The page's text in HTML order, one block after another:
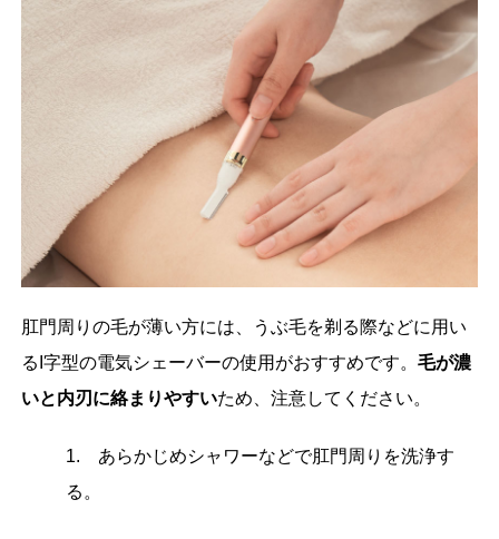
肛門周りの毛が薄い方には、うぶ毛を剃る際などに用い
るI字型の電気シェーバーの使用がおすすめです。毛が濃
いと内刃に絡まりやすいため、注意してください。
1. あらかじめシャワーなどで肛門周りを洗浄す
る。